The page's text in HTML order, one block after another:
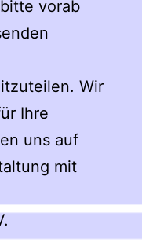
vorab
Wir
Ihre
uns auf
mit